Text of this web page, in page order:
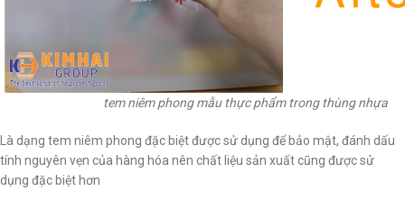
tem niêm phong mẫu thực phẩm trong thùng nhựa
Là dạng tem niêm phong đặc biệt được sử dụng để bảo mật, đánh dấu
tính nguyên vẹn của hàng hóa nên chất liệu sản xuất cũng được sử
dụng đặc biệt hơn